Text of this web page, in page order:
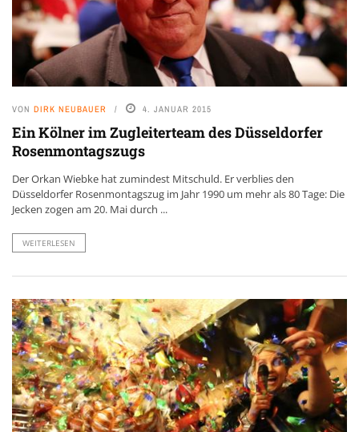
VON DIRK NEUBAUER 4. JANUAR 2015
Ein Kölner im Zugleiterteam des Düsseldorfer
Rosenmontagszugs
Der Orkan Wiebke hat zumindest Mitschuld. Er verblies den
Düsseldorfer Rosenmontagszug im Jahr 1990 um mehr als 80 Tage: Die
Jecken zogen am 20. Mai durch ...
WEITERLESEN